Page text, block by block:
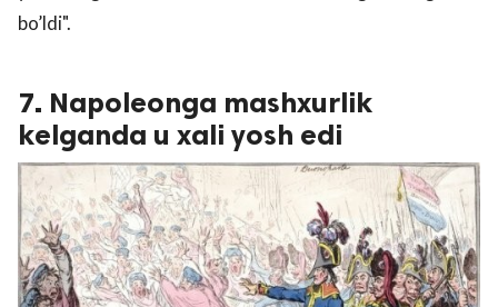
bo’ldi".
7. Napoleonga mashxurlik
kelganda u xali yosh edi